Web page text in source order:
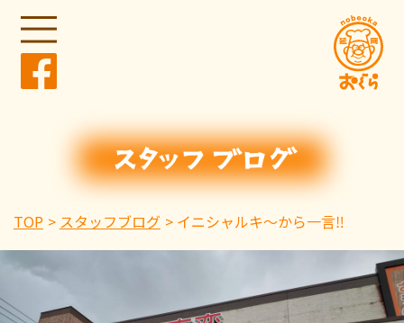
TOP スタッフブログ イニシャルキ〜から一言‼️